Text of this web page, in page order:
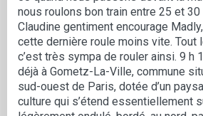
nous roulons bon train entre 25 et
Claudine gentiment encourage
cette dernière roule moins vite. Tout
c’est très sympa de rouler ainsi. 9 h
déjà à Gometz-La-Ville, commune
sud-ouest de Paris, dotée d’un
culture qui s’étend essentiellement